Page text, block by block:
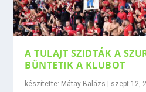
A TULAJT SZIDTÁK A
BÜNTETIK A KLUBOT
készítette: Mátay Balázs | szept 12,